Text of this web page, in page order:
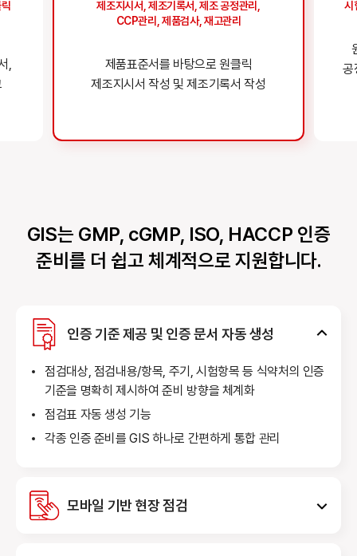
,
제조지시서, 제조기록서, 제조 공정관리,
CCP관리, 제품검사, 재고관리
제품표준서를 바탕으로원클릭
제조지시서 작성 및제조기록서 작성
시
공
GIS는 GMP, cGMP, ISO, HACCP 인증
준비를 더 쉽고 체계적으로 지원합니다.
인증 기준 제공 및 인증 문서 자동 생성
점검대상, 점검내용/항목, 주기, 시험항목 등 식약처의 인증
기준을 명확히 제시하여 준비 방향을 체계화
점검표 자동 생성 기능
각종 인증 준비를 GIS 하나로 간편하게 통합 관리
모바일 기반 현장 점검